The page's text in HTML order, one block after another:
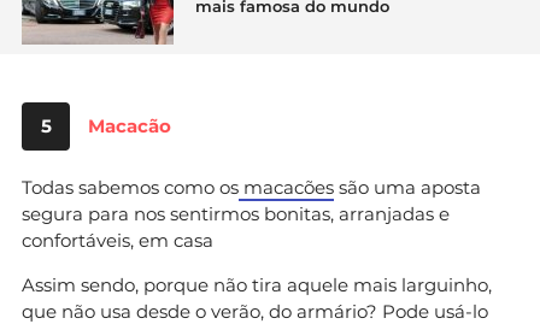
mais famosa do mundo
5 Macacão
Todas sabemos como os macacões são uma aposta
segura para nos sentirmos bonitas, arranjadas e
confortáveis, em casa
Assim sendo, porque não tira aquele mais larguinho,
que não usa desde o verão, do armário? Pode usá-lo